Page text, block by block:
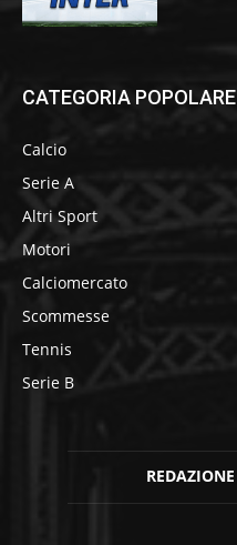
CATEGORIA POPOLARE
Calcio
Serie A
Altri Sport
Motori
Calciomercato
Scommesse
Tennis
Serie B
REDAZIONE